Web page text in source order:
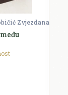
Zvjezdana